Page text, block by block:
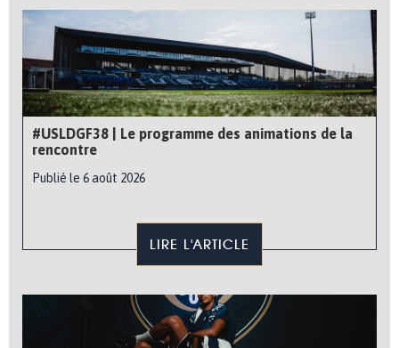
#USLDGF38 | Le programme des animations de la
rencontre
Publié le 6 août 2026
LIRE L'ARTICLE